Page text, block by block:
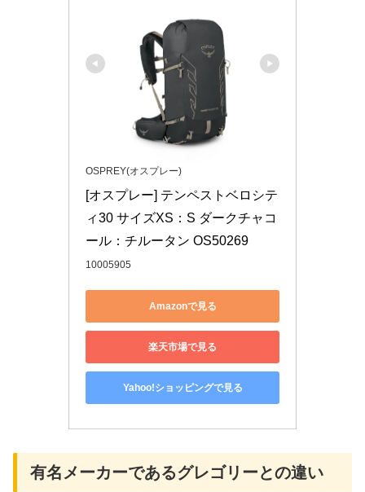
OSPREY(オスプレー)
[オスプレー] テンペストベロシテ
ィ30 サイズXS：S ダークチャコ
ール：チルータン OS50269
10005905
Amazonで見る
楽天市場で見る
Yahoo!ショッピングで見る
有名メーカーであるグレゴリーとの違い